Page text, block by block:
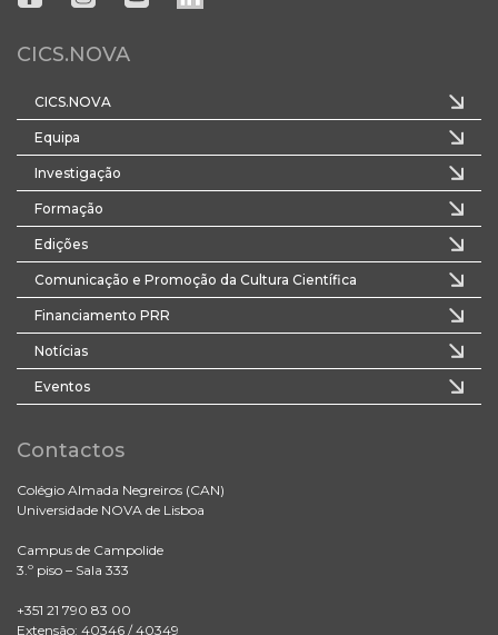
CICS.NOVA
CICS.NOVA
Equipa
Investigação
Formação
Edições
Comunicação e Promoção da Cultura Científica
Financiamento PRR
Notícias
Eventos
Contactos
Colégio Almada Negreiros (CAN)
Universidade NOVA de Lisboa
Campus de Campolide
3.º piso – Sala 333
+351 21 790 83 00
Extensão: 40346 / 40349